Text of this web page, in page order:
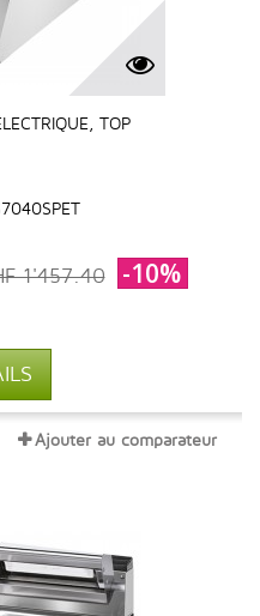
TOP
1'457.40 -10%
Ajouter au comparateur